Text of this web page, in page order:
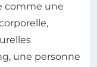
comme une
une personne